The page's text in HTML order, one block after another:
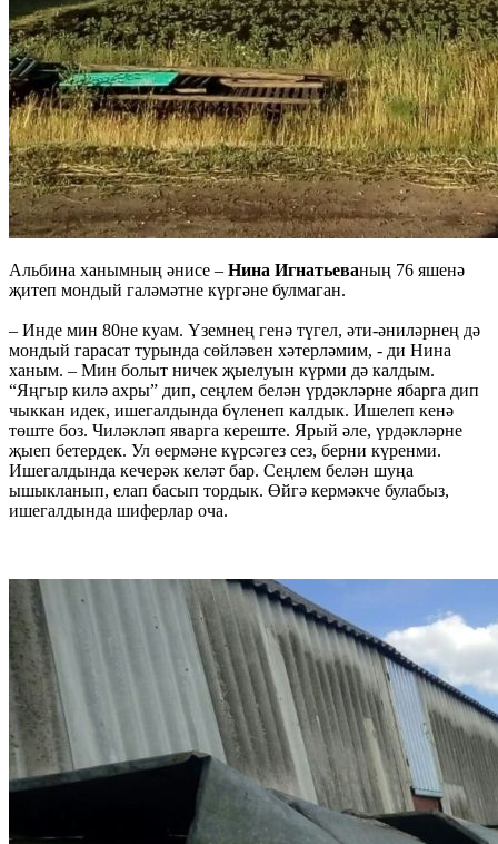
Альбина ханымның әнисе – Нина Игнатьеваның 76 яшенә
җитеп мондый галәмәтне күргәне булмаган.
– Инде мин 80не куам. Үземнең генә түгел, әти-әниләрнең дә
мондый гарасат турында сөйләвен хәтерләмим, - ди Нина
ханым. – Мин болыт ничек җыелуын күрми дә калдым.
“Яңгыр килә ахры” дип, сеңлем белән үрдәкләрне ябарга дип
чыккан идек, ишегалдында бүленеп калдык. Ишелеп кенә
төште боз. Чиләкләп яварга кереште. Ярый әле, үрдәкләрне
җыеп бетердек. Ул өермәне күрсәгез сез, берни күренми.
Ишегалдында кечерәк келәт бар. Сеңлем белән шуңа
ышыкланып, елап басып тордык. Өйгә кермәкче булабыз,
ишегалдында шиферлар оча.